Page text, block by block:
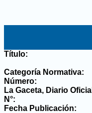
Título:
Categoría Normativa:
Número:
La Gaceta, Diario Oficial
N°:
Fecha Publicación: